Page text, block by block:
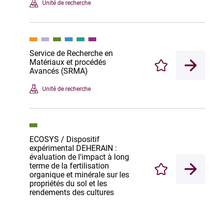
Unité de recherche
Service de Recherche en
Matériaux et procédés
Avancés (SRMA)
Unité de recherche
Enregistrer
ECOSYS / Dispositif
expérimental DEHERAIN :
évaluation de l'impact à long
terme de la fertilisation
organique et minérale sur les
propriétés du sol et les
rendements des cultures
Enregistrer